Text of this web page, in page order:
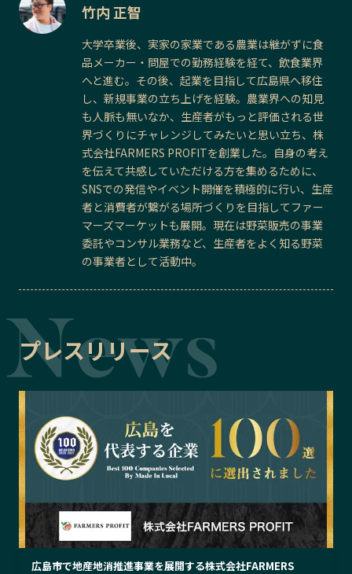
竹内 正智
大学卒業後、実家の家業である農業は継がずに食
品メーカー・問屋での勤務経験を経て、飲食業界
へと進む。その後、起業を目指して広島県へ移住
し、新規事業の立ち上げを経験。農業界への知見
も人脈も無いなか、生産者がもっと評価される世
界づくりにチャレンジしてみたいと思い立ち、株
式会社FARMERS PROFITを創業した。自身の考え
を伝えて共感していただける方を集めるために、
SNSでの発信やイベント開催を積極的に行い、生産
者と消費者が繋がる場所づくりを目指してファー
マーズマーケットも展開。現在は野菜販売の事業
委託やコンサル業務など、生産者をよく知る野菜
の事業者として活動中。
プレスリリース
広島市で地産地消推進事業を展開する株式会社FARMERS